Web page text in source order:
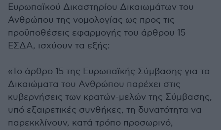
Ευρωπαϊκού Δικαστηρίου Δικαιωμάτων του
Ανθρώπου της νομολογίας ως προς τις
προϋποθέσεις εφαρμογής του άρθρου 15
ΕΣΔΑ, ισχύουν τα εξής:
«Το άρθρο 15 της Ευρωπαϊκής Σύμβασης για τα
Δικαιώματα του Ανθρώπου παρέχει στις
κυβερνήσεις των κρατών-μελών της Σύμβασης,
υπό εξαιρετικές συνθήκες, τη δυνατότητα να
παρεκκλίνουν, κατά τρόπο προσωρινό,